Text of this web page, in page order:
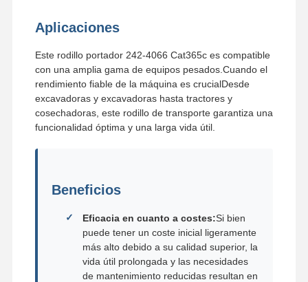
Aplicaciones
Este rodillo portador 242-4066 Cat365c es compatible
con una amplia gama de equipos pesados.Cuando el
rendimiento fiable de la máquina es crucialDesde
excavadoras y excavadoras hasta tractores y
cosechadoras, este rodillo de transporte garantiza una
funcionalidad óptima y una larga vida útil.
Beneficios
Eficacia en cuanto a costes:Si bien
puede tener un coste inicial ligeramente
más alto debido a su calidad superior, la
vida útil prolongada y las necesidades
de mantenimiento reducidas resultan en